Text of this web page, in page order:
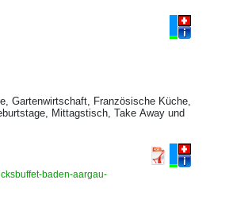
Gartenwirtschaft, Französische Küche,
Mittagstisch, Take Away und
baden-aargau-